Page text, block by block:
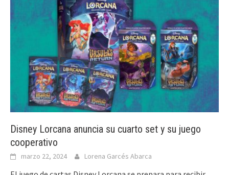
Disney Lorcana anuncia su cuarto set y su juego
cooperativo
marzo 22, 2024 Lorena Garcés Abarca